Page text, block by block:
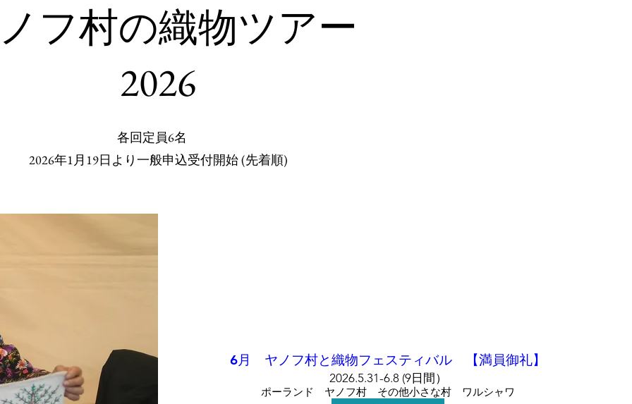
フ村の織物ツアー
2026
​各回定員6名
2026年1月19日より一般申込受付開始 (先着順)
6月 ヤノフ村と織物フェスティバル 【満員御礼】
2026.5.31-6.8 (9日間）
ポーランド ヤノフ村 その他小さな村 ワルシャワ